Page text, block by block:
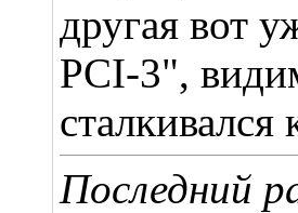
другая вот
PCI-3",
Последний